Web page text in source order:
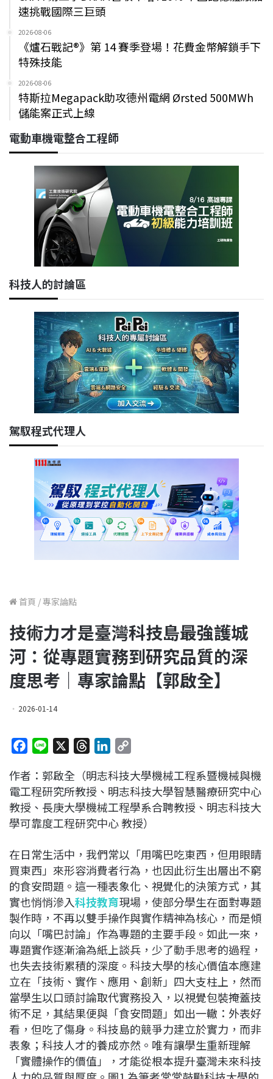
速挑戰國際三巨頭
2026-08-06
《爐石戰記®》第 14 賽季登場！花費金幣解鎖手下
特殊技能
2026-08-06
特斯拉Megapack助攻德州電網 Ørsted 500MWh
儲能案正式上線
電動車機電整合工程師
科技人的討論區
駕馭程式代理人